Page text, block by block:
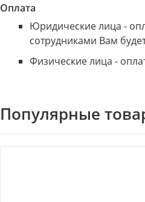
Оплата
Юридические лица -
сотрудниками Вам
Физические лица -
Популярные